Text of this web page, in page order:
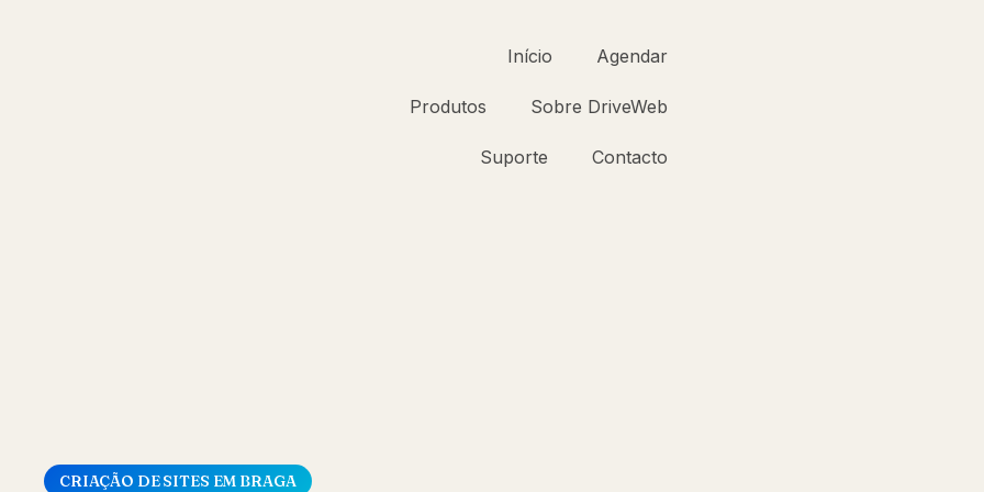
Início Agendar
Produtos Sobre DriveWeb
Suporte Contacto
CRIAÇÃO DE SITES EM BRAGA